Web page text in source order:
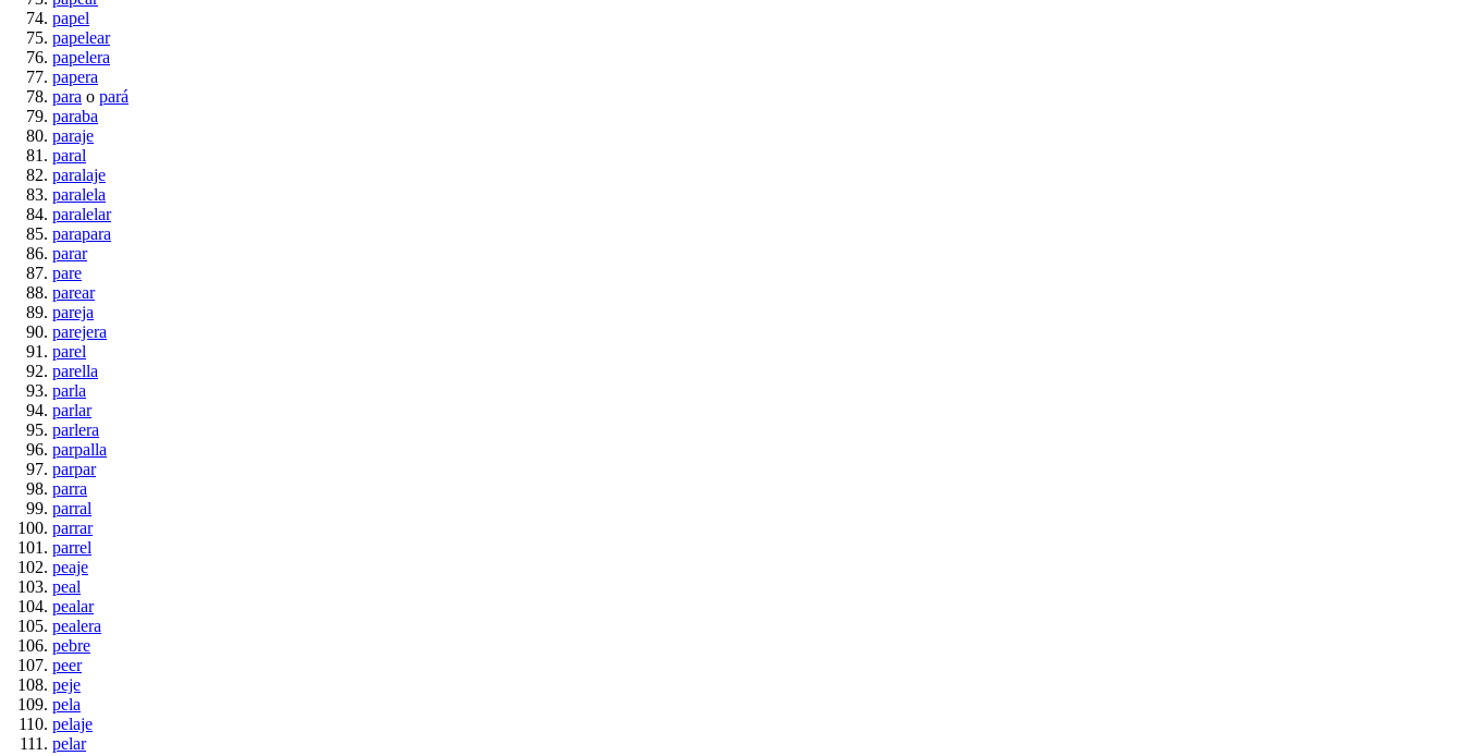
papel
papelear
papelera
papera
para o pará
paraba
paraje
paral
paralaje
paralela
paralelar
parapara
parar
pare
parear
pareja
parejera
parel
parella
parla
parlar
parlera
parpalla
parpar
parra
parral
parrar
parrel
peaje
peal
pealar
pealera
pebre
peer
peje
pela
pelaje
pelar